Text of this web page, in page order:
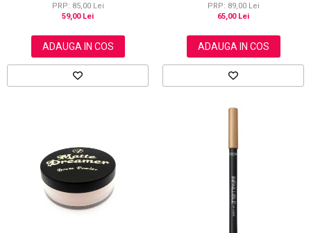
PRP: 85,00 Lei
59,00 Lei
ADAUGA IN COS
PRP: 89,00 Lei
65,00 Lei
ADAUGA IN COS